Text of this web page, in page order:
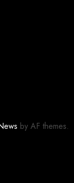
by AF themes.